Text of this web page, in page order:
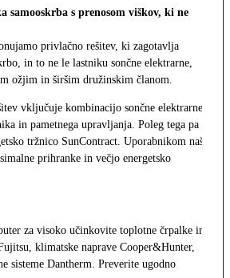
samooskrba s prenosom viškov, ki ne
privlačno rešitev, ki zagotavlja
in to ne le lastniku sončne elektrarne,
ožjim in širšim družinskim članom.
vključuje kombinacijo sončne elektrarne,
in pametnega upravljanja. Poleg tega pa
tržnico SunContract. Uporabnikom naša
prihranke in večjo energetsko
za visoko učinkovite toplotne črpalke in
klimatske naprave Cooper&Hunter,
sisteme Dantherm. Preverite ugodno